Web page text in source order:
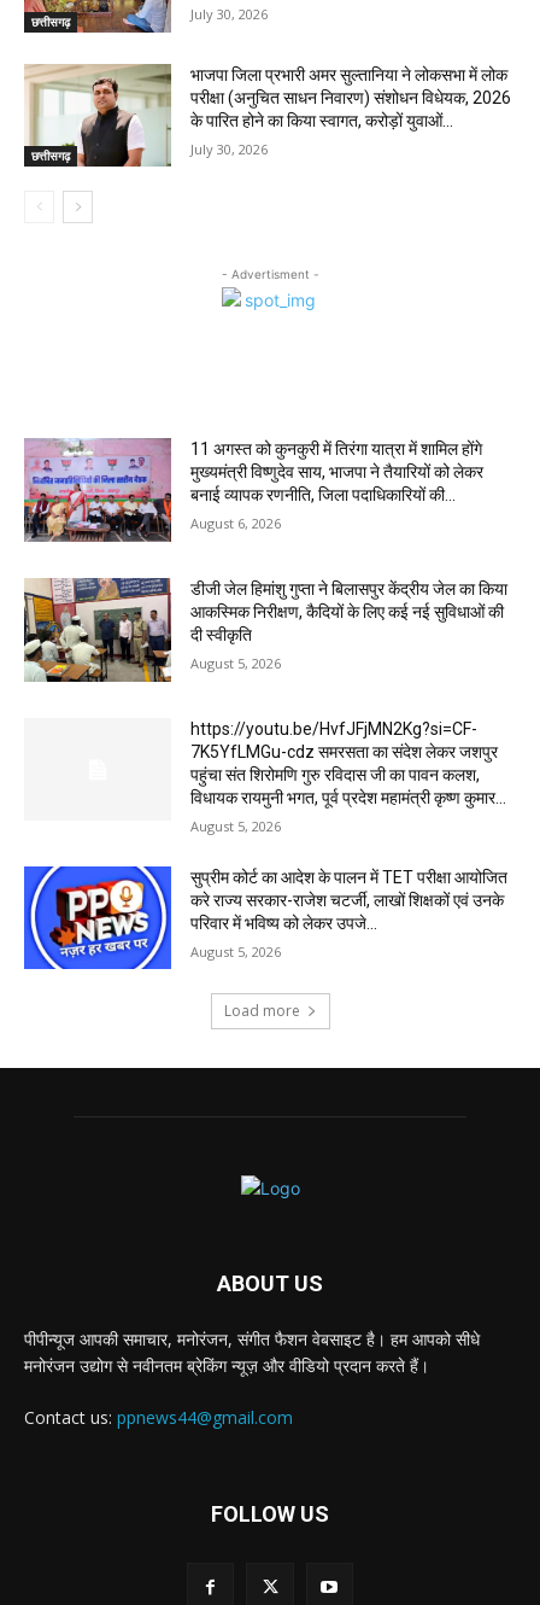
छत्तीसगढ़ July 30, 2026
छत्तीसगढ़
भाजपा जिला प्रभारी अमर सुल्तानिया ने लोकसभा में लोक
परीक्षा (अनुचित साधन निवारण) संशोधन विधेयक, 2026
के पारित होने का किया स्वागत, करोड़ों युवाओं...
July 30, 2026
- Advertisment -
11 अगस्त को कुनकुरी में तिरंगा यात्रा में शामिल होंगे
मुख्यमंत्री विष्णुदेव साय, भाजपा ने तैयारियों को लेकर
बनाई व्यापक रणनीति, जिला पदाधिकारियों की...
August 6, 2026
डीजी जेल हिमांशु गुप्ता ने बिलासपुर केंद्रीय जेल का किया
आकस्मिक निरीक्षण, कैदियों के लिए कई नई सुविधाओं की
दी स्वीकृति
August 5, 2026
https://youtu.be/HvfJFjMN2Kg?si=CF-
7K5YfLMGu-cdz समरसता का संदेश लेकर जशपुर
पहुंचा संत शिरोमणि गुरु रविदास जी का पावन कलश,
विधायक रायमुनी भगत, पूर्व प्रदेश महामंत्री कृष्ण कुमार...
August 5, 2026
सुप्रीम कोर्ट का आदेश के पालन में TET परीक्षा आयोजित
करे राज्य सरकार-राजेश चटर्जी, लाखों शिक्षकों एवं उनके
परिवार में भविष्य को लेकर उपजे...
August 5, 2026
Load more
ABOUT US
पीपीन्यूज आपकी समाचार, मनोरंजन, संगीत फैशन वेबसाइट है। हम आपको सीधे
मनोरंजन उद्योग से नवीनतम ब्रेकिंग न्यूज़ और वीडियो प्रदान करते हैं।
Contact us: ppnews44@gmail.com
FOLLOW US